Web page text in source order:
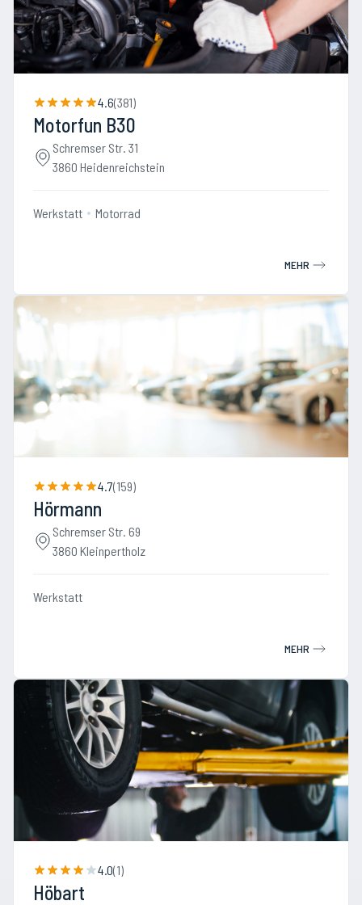
4.6(381)
Motorfun B30
Schremser Str. 31
3860 Heidenreichstein
Werkstatt Motorrad
MEHR
4.7(159)
Hörmann
Schremser Str. 69
3860 Kleinpertholz
Werkstatt
MEHR
4.0(1)
Höbart